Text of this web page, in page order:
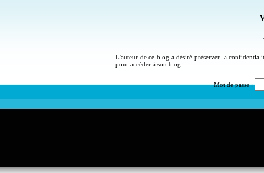
L'auteur de ce blog a désiré préserver la
pour accéder à son blog.
Mot de passe :